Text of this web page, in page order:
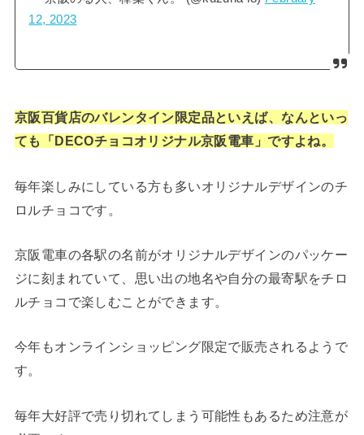
12, 2023
京阪百貨店のバレンタイン限定品といえば、なんといっ
ても「DECOチョコオリジナル京阪電車」ですよね。
毎年楽しみにしている方も多いオリジナルデザインのチ
ロルチョコです。
京阪電車の各駅の名前がオリジナルデザインのパッケー
ジに刻まれていて、思い出の地名や自分の最寄駅をチロ
ルチョコで楽しむことができます。
今年もオンラインショッピング限定で販売されるようで
す。
毎年大好評で売り切れてしまう可能性もあるため注意が